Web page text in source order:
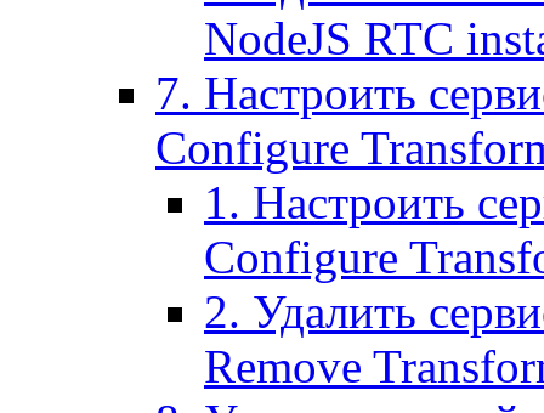
NodeJS RTC
7. Настроить
Configure
1. Настроить
Configure
2. Удалить
Remove